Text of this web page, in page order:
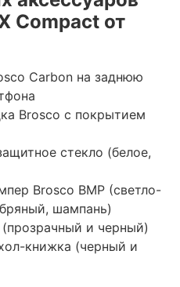
Compact от
Carbon на заднюю
Brosco с покрытием
стекло (белое,
Brosco BMP (светло-
шампань)
и черный)
книжка (черный и